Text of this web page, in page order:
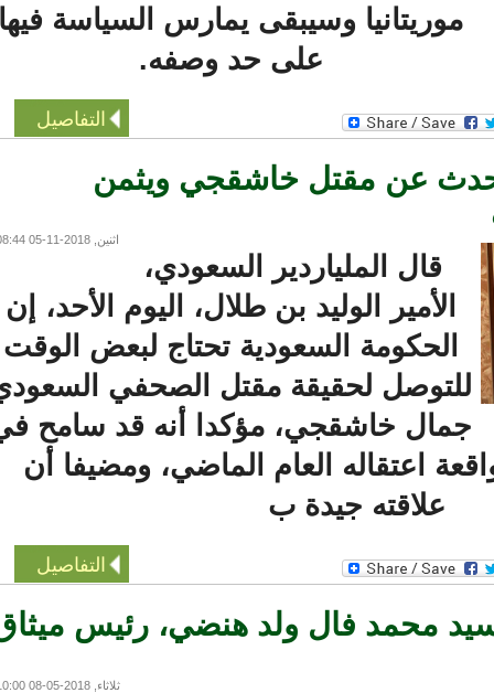
موريتانيا وسيبقى يمارس السياسة فيها
على حد وصفه.
التفاصيل
عن مقتل خاشقجي ويثمن
اثنين, 2018-11-05 08:44
قال الملياردير السعودي،
الأمير الوليد بن طلال، اليوم الأحد، إن
الحكومة السعودية تحتاج لبعض الوقت
لحقيقة مقتل الصحفي السعودي
خاشقجي، مؤكدا أنه قد سامح في
اعتقاله العام الماضي، ومضيفا أن
علاقته جيدة ب
التفاصيل
محمد فال ولد هنضي، رئيس ميثاق
ثلاثاء, 2018-05-08 10:00